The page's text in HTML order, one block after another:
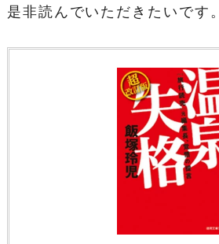
是非読んでいただきたいです。